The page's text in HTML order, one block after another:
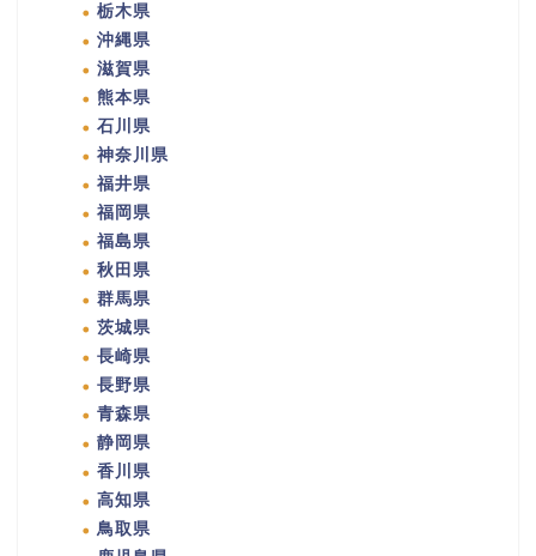
栃木県
沖縄県
滋賀県
熊本県
石川県
神奈川県
福井県
福岡県
福島県
秋田県
群馬県
茨城県
長崎県
長野県
青森県
静岡県
香川県
高知県
鳥取県